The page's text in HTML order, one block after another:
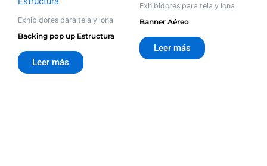
Exhibidores para tela y lona
Backing pop up Estructura
Leer más
Exhibidores para tela y lona
Banner Aéreo
Leer más